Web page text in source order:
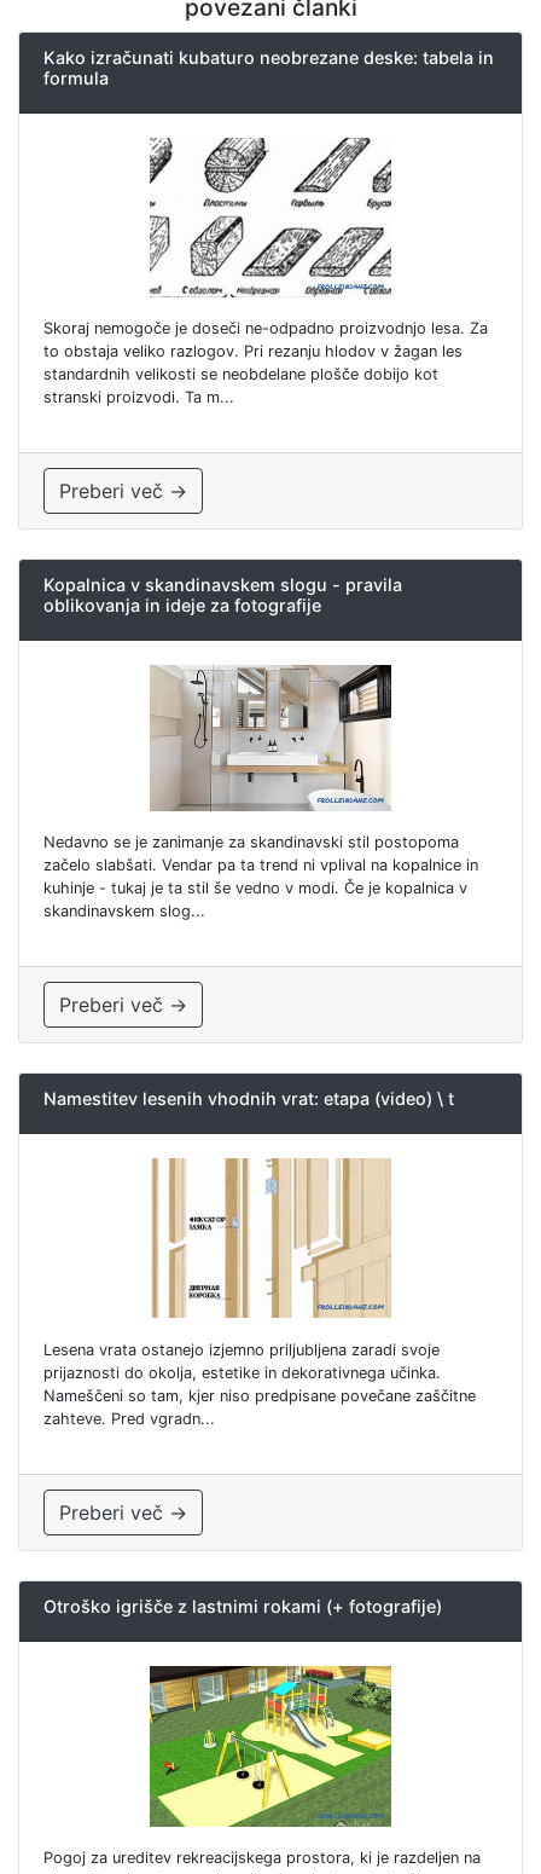
povezani članki
Kako izračunati kubaturo neobrezane deske: tabela in
formula
Skoraj nemogoče je doseči ne-odpadno proizvodnjo lesa. Za
to obstaja veliko razlogov. Pri rezanju hlodov v žagan les
standardnih velikosti se neobdelane plošče dobijo kot
stranski proizvodi. Ta m...
Preberi več →
Kopalnica v skandinavskem slogu - pravila
oblikovanja in ideje za fotografije
Nedavno se je zanimanje za skandinavski stil postopoma
začelo slabšati. Vendar pa ta trend ni vplival na kopalnice in
kuhinje - tukaj je ta stil še vedno v modi. Če je kopalnica v
skandinavskem slog...
Preberi več →
Namestitev lesenih vhodnih vrat: etapa (video) \ t
Lesena vrata ostanejo izjemno priljubljena zaradi svoje
prijaznosti do okolja, estetike in dekorativnega učinka.
Nameščeni so tam, kjer niso predpisane povečane zaščitne
zahteve. Pred vgradn...
Preberi več →
Otroško igrišče z lastnimi rokami (+ fotografije)
Pogoj za ureditev rekreacijskega prostora, ki je razdeljen na